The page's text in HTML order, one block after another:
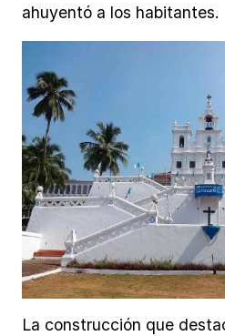
ahuyentó a los habitantes.
La construcción que